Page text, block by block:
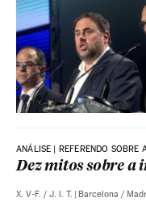
ANÁLISE | REFERENDO SOBRE
Dez mitos sobre a
X. V-F. / J. I. T. | Barcelona /